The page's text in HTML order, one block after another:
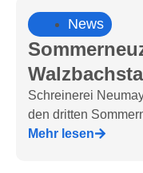
News
Schreinerei
den dritten
Mehr lesen